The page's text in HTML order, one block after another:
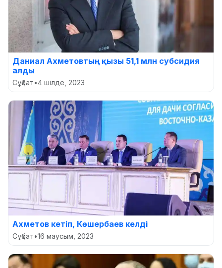
Даниал Ахметовтың қызы 51,1 млн субсидия
алды
Сұқбат•4 шілде, 2023
Ахметов кетіп, Көшербаев келді
Сұқбат•16 маусым, 2023